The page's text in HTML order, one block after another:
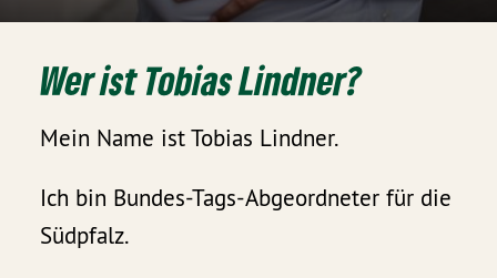
Wer ist Tobias Lindner?
Mein Name ist Tobias Lindner.
Ich bin Bundes-Tags-Abgeordneter für die
Südpfalz.